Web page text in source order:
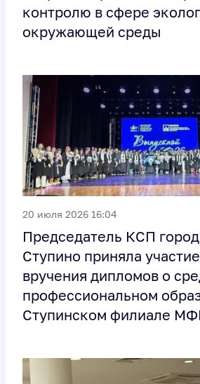
контролю в сфере
окружающей среды
20 июля 2026 16:04
Председатель КСП
Ступино приняла
вручения дипломов о
профессиональном
Ступинском филиале